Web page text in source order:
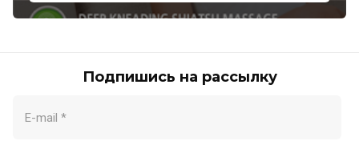
Подпишись на рассылку